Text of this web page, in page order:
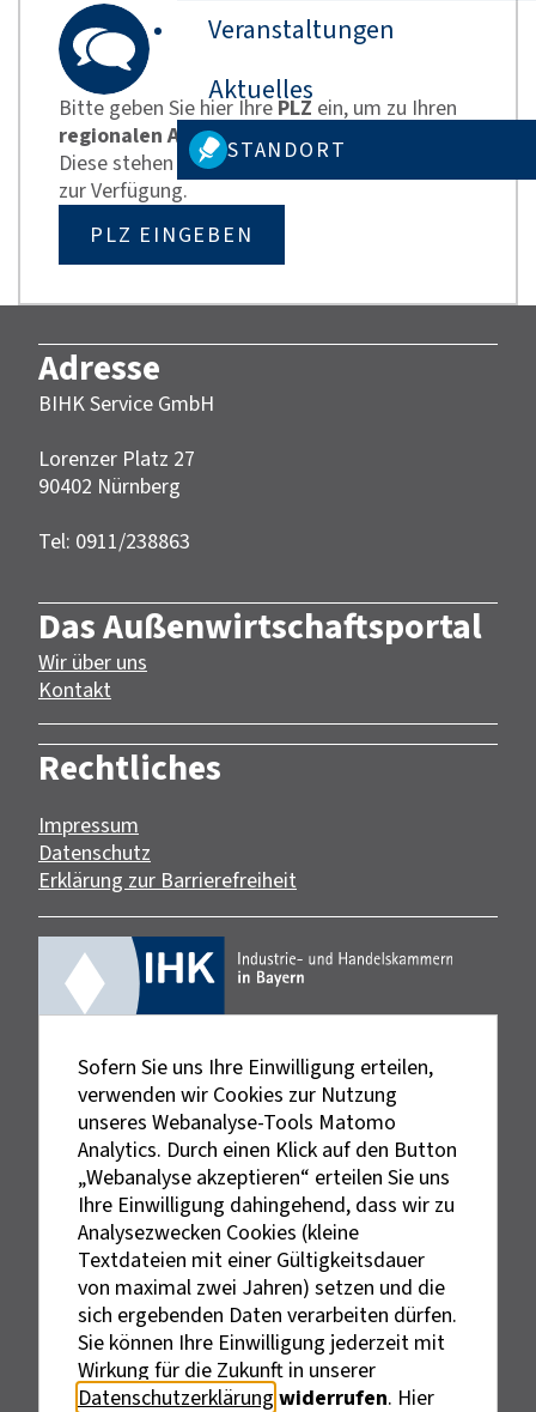
Veranstaltungen
Aktuelles
STANDORT
Bitte geben Sie hier IhrePLZ ein, um zu Ihren
regionalen Ansprechpartnernzu gelangen.
Diese stehen Ihnen für individuelle Rückfragen
zur Verfügung.
PLZ EINGEBEN
Adresse
BIHK Service GmbH
Lorenzer Platz 27
90402 Nürnberg‎‎
Tel: 0911/238863
Das Außenwirtschaftsportal
Wir über uns
Kontakt
Rechtliches
Impressum
Datenschutz
Erklärung zur Barrierefreiheit
Externe Links sind mit dem Symbol
gekennzeichnet.
Sofern Sie uns Ihre Einwilligung erteilen,
verwenden wir Cookies zur Nutzung
unseres Webanalyse-Tools Matomo
Analytics. Durch einen Klick auf den Button
„Webanalyse akzeptieren“ erteilen Sie uns
Ihre Einwilligung dahingehend, dass wir zu
Analysezwecken Cookies (kleine
Textdateien mit einer Gültigkeitsdauer
von maximal zwei Jahren) setzen und die
sich ergebenden Daten verarbeiten dürfen.
Sie können Ihre Einwilligung jederzeit mit
Wirkung für die Zukunft in unserer
Datenschutzerklärung widerrufen. Hier